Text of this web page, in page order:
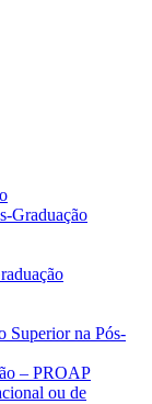
Graduação
Superior na Pós-
– PROAP
ou de